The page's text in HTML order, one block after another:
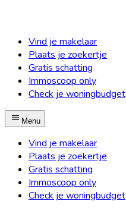
Vind je makelaar
Plaats je zoekertje
Gratis schatting
Immoscoop only
Check je woningbudget
Menu
Vind je makelaar
Plaats je zoekertje
Gratis schatting
Immoscoop only
Check je woningbudget